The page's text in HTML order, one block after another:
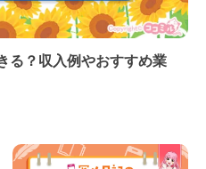
る？収入例やおすすめ業